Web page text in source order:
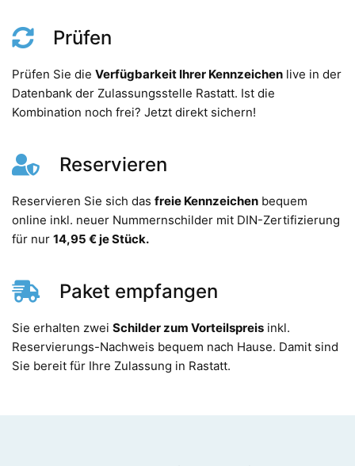
Prüfen
Prüfen Sie die Verfügbarkeit Ihrer Kennzeichen live in der
Datenbank der Zulassungsstelle Rastatt. Ist die
Kombination noch frei? Jetzt direkt sichern!
Reservieren
Reservieren Sie sich das freie Kennzeichen bequem
online inkl. neuer Nummernschilder mit DIN-Zertifizierung
für nur 14,95 € je Stück.
Paket empfangen
Sie erhalten zwei Schilder zum Vorteilspreis inkl.
Reservierungs-Nachweis bequem nach Hause. Damit sind
Sie bereit für Ihre Zulassung in Rastatt.